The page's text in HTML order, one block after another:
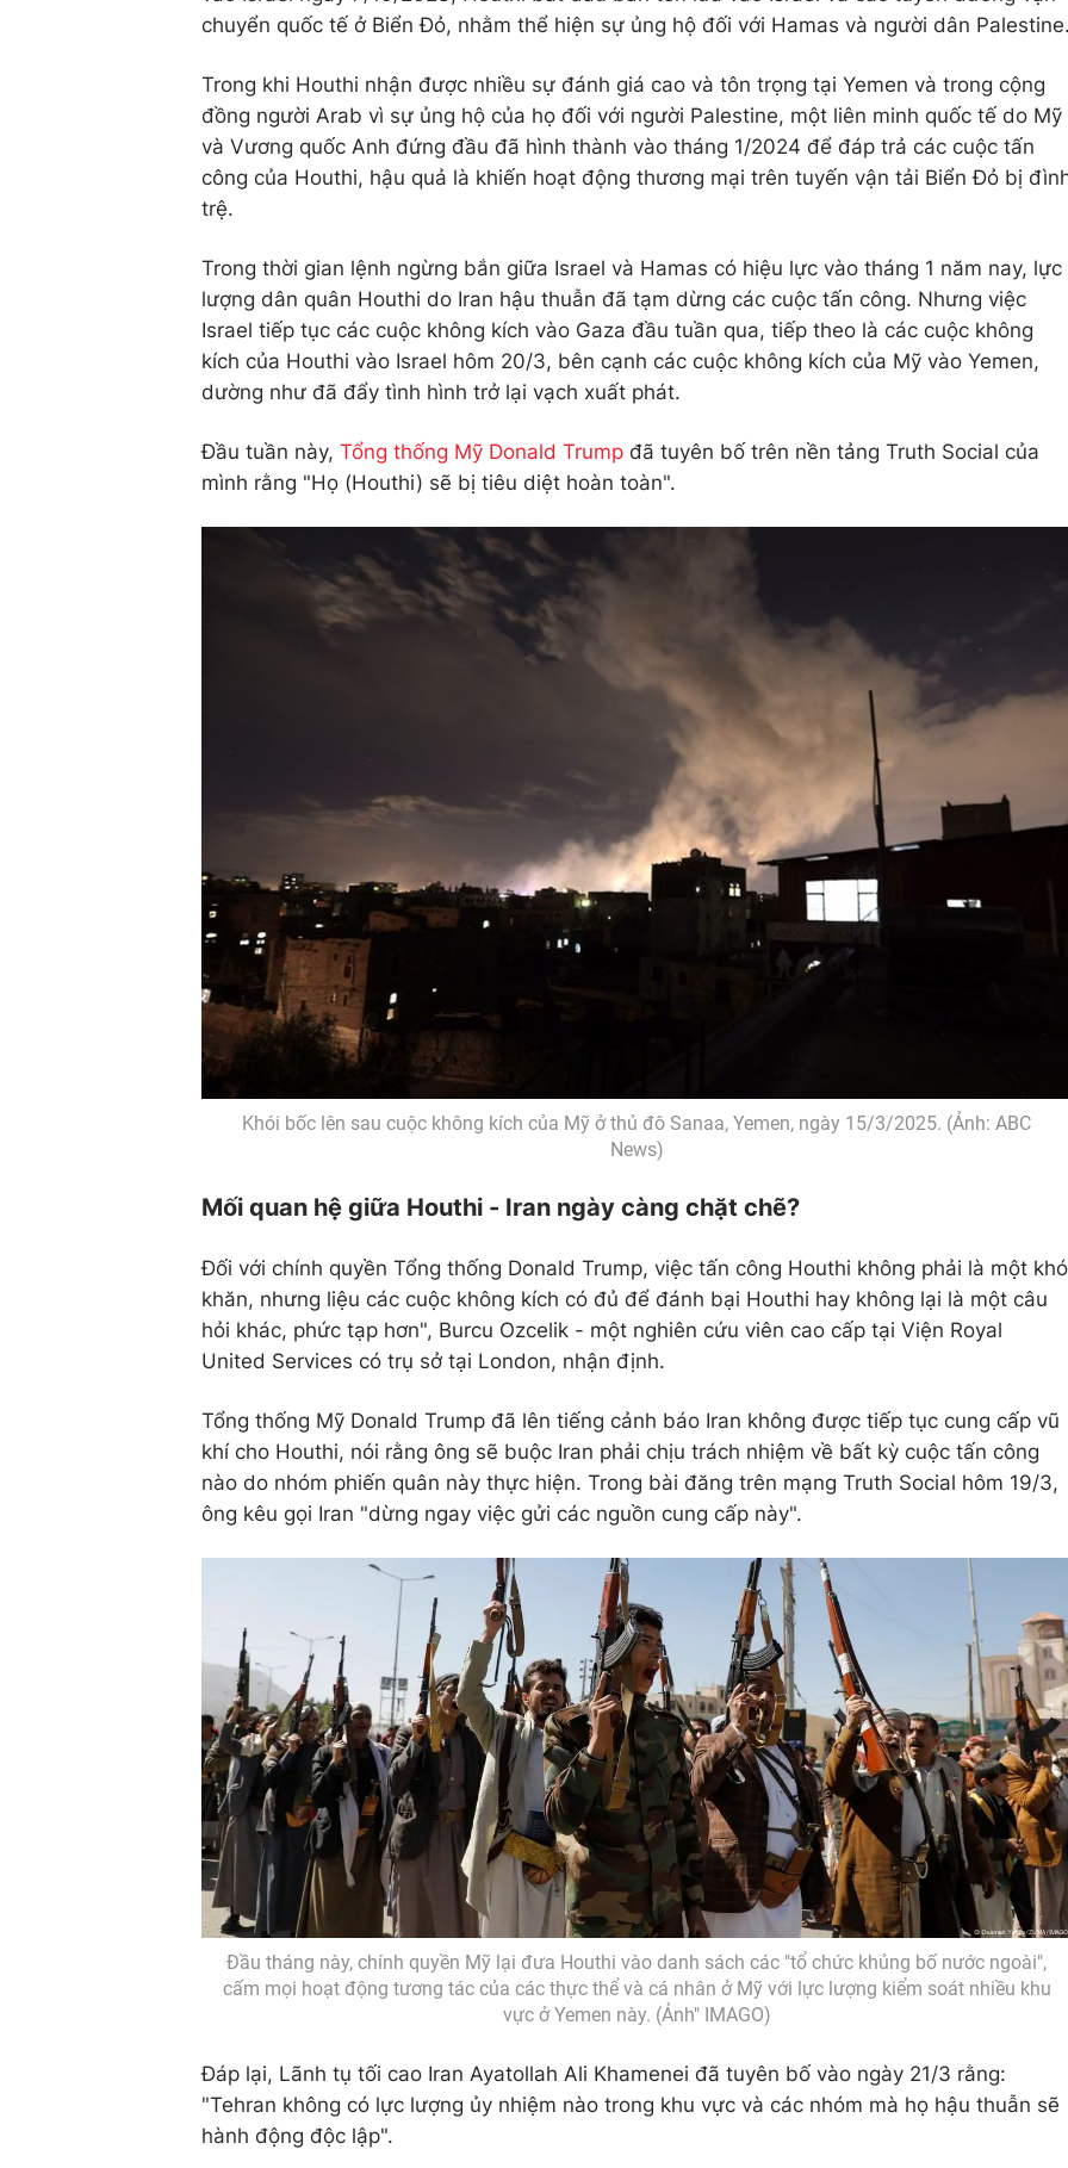
chuyển quốc tế ở Biển Đỏ, nhằm thể hiện sự ủng hộ đối với Hamas và người dân
Trong khi Houthi nhận được nhiều sự đánh giá cao và tôn trọng tại Yemen và trong cộng
đồng người Arab vì sự ủng hộ của họ đối với người Palestine, một liên minh quốc tế do Mỹ
và Vương quốc Anh đứng đầu đã hình thành vào tháng 1/2024 để đáp trả các cuộc tấn
công của Houthi, hậu quả là khiến hoạt động thương mại trên tuyến vận tải Biển Đỏ bị
trệ.
Trong thời gian lệnh ngừng bắn giữa Israel và Hamas có hiệu lực vào tháng 1 năm nay, lực
lượng dân quân Houthi do Iran hậu thuẫn đã tạm dừng các cuộc tấn công. Nhưng việc
Israel tiếp tục các cuộc không kích vào Gaza đầu tuần qua, tiếp theo là các cuộc không
kích của Houthi vào Israel hôm 20/3, bên cạnh các cuộc không kích của Mỹ vào Yemen,
dường như đã đẩy tình hình trở lại vạch xuất phát.
Đầu tuần này, Tổng thống Mỹ Donald Trump đã tuyên bố trên nền tảng Truth Social của
mình rằng "Họ (Houthi) sẽ bị tiêu diệt hoàn toàn".
Khói bốc lên sau cuộc không kích của Mỹ ở thủ đô Sanaa, Yemen, ngày 15/3/2025. (Ảnh: ABC
News)
Mối quan hệ giữa Houthi - Iran ngày càng chặt chẽ?
Đối với chính quyền Tổng thống Donald Trump, việc tấn công Houthi không phải là một khó
khăn, nhưng liệu các cuộc không kích có đủ để đánh bại Houthi hay không lại là một câu
hỏi khác, phức tạp hơn", Burcu Ozcelik - một nghiên cứu viên cao cấp tại Viện Royal
United Services có trụ sở tại London, nhận định.
Tổng thống Mỹ Donald Trump đã lên tiếng cảnh báo Iran không được tiếp tục cung cấp vũ
khí cho Houthi, nói rằng ông sẽ buộc Iran phải chịu trách nhiệm về bất kỳ cuộc tấn công
nào do nhóm phiến quân này thực hiện. Trong bài đăng trên mạng Truth Social hôm 19/3,
ông kêu gọi Iran "dừng ngay việc gửi các nguồn cung cấp này".
Đầu tháng này, chính quyền Mỹ lại đưa Houthi vào danh sách các "tổ chức khủng bố nước ngoài",
cấm mọi hoạt động tương tác của các thực thể và cá nhân ở Mỹ với lực lượng kiểm soát nhiều khu
vực ở Yemen này. (Ảnh" IMAGO)
Đáp lại, Lãnh tụ tối cao Iran Ayatollah Ali Khamenei đã tuyên bố vào ngày 21/3 rằng:
"Tehran không có lực lượng ủy nhiệm nào trong khu vực và các nhóm mà họ hậu thuẫn sẽ
hành động độc lập".